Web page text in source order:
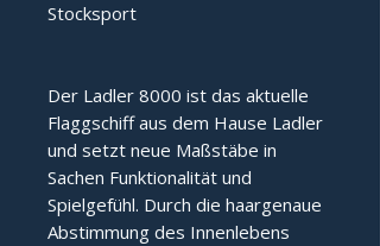
Stocksport
Der Ladler 8000 ist das aktuelle
Flaggschiff aus dem Hause Ladler
und setzt neue Maßstäbe in
Sachen Funktionalität und
Spielgefühl. Durch die haargenaue
Abstimmung des Innenlebens